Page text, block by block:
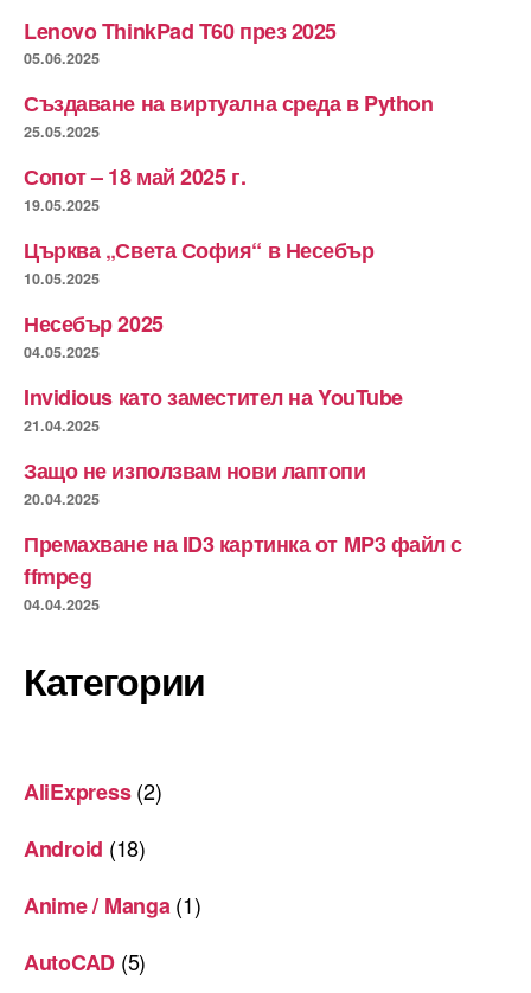
Lenovo ThinkPad T60 през 2025
05.06.2025
Създаване на виртуална среда в Python
25.05.2025
Сопот – 18 май 2025 г.
19.05.2025
Църква „Света София“ в Несебър
10.05.2025
Несебър 2025
04.05.2025
Invidious като заместител на YouTube
21.04.2025
Защо не използвам нови лаптопи
20.04.2025
Премахване на ID3 картинка от MP3 файл с
ffmpeg
04.04.2025
Категории
AliExpress(2)
Android (18)
Anime / Manga (1)
AutoCAD (5)